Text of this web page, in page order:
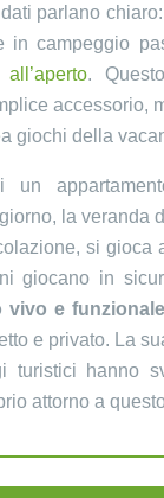
parlano
in campeggio
.
accessorio,
giochi della
la veranda
si gioca
giocano in
vivo e funzionale
e privato. La
turistici hanno
attorno a